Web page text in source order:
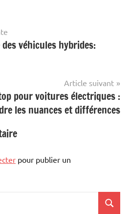
véhicules hybrides:
Article suivant
pour voitures électriques :
les nuances et différences
pour publier un